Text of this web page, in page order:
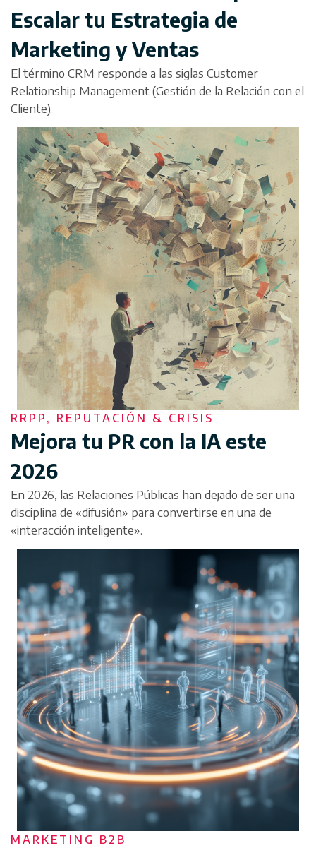
Escalar tu Estrategia de
Marketing y Ventas
El término CRM responde a las siglas Customer
Relationship Management (Gestión de la Relación con el
Cliente).
RRPP, REPUTACIÓN & CRISIS
Mejora tu PR con la IA este
2026
En 2026, las Relaciones Públicas han dejado de ser una
disciplina de «difusión» para convertirse en una de
«interacción inteligente».
MARKETING B2B